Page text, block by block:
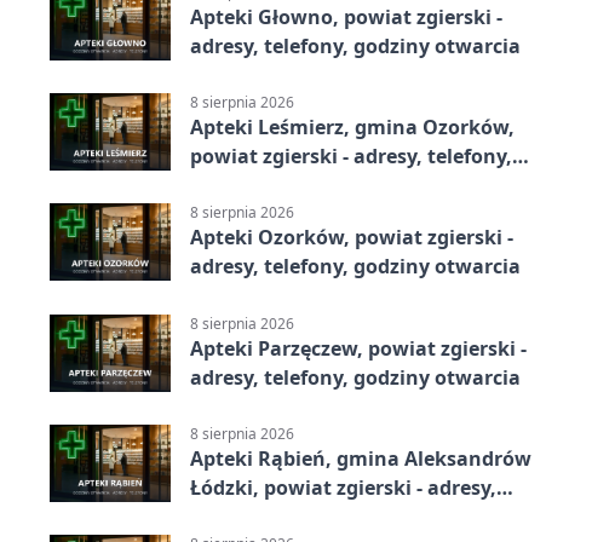
Apteki Głowno, powiat zgierski -
adresy, telefony, godziny otwarcia
8 sierpnia 2026
Apteki Leśmierz, gmina Ozorków,
powiat zgierski - adresy, telefony,
8 sierpnia 2026
Apteki Ozorków, powiat zgierski -
adresy, telefony, godziny otwarcia
8 sierpnia 2026
Apteki Parzęczew, powiat zgierski -
adresy, telefony, godziny otwarcia
8 sierpnia 2026
Apteki Rąbień, gmina Aleksandrów
Łódzki, powiat zgierski - adresy,